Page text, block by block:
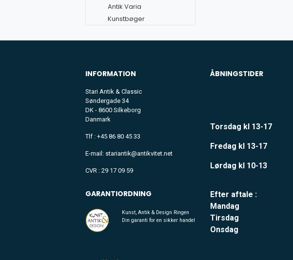
Antik Varia
Kunstbøger
INFORMATION
Stari Antik & Classic
Søndergade 34
DK - 8600 Silkeborg
Danmark
Tlf : +45 86 80 45 33
E-mail: stariantik@antikvitet.net
CVR : 29 17 09 59
GARANTIORDNING
Kunst, Antik & Design Ringen
Din garanti for en sikker handel
ÅBNINGSTIDER
Torsdag kl 13-17
Fredag kl 13-17
Lørdag kl 10-13
Efter aftale :
Mandag
Tirsdag
Onsdag